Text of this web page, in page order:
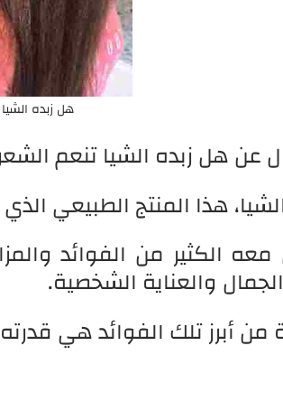
هل زبده
عن هل زبده الشيا تنعم
هذا المنتج الطبيعي
الكثير من الفوائد
والعناية الشخصية.
من أبرز تلك الفوائد هي